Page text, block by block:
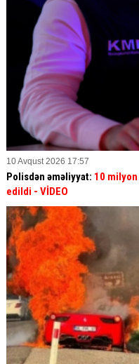
10 Avqust 2026 17:57
Polisdən əməliyyat: 10
edildi - VİDEO